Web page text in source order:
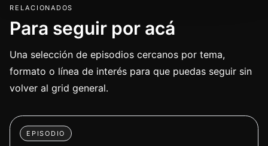
RELACIONADOS
Para seguir por acá
Una selección de episodios cercanos por tema,
formato o línea de interés para que puedas seguir sin
volver al grid general.
EPISODIO